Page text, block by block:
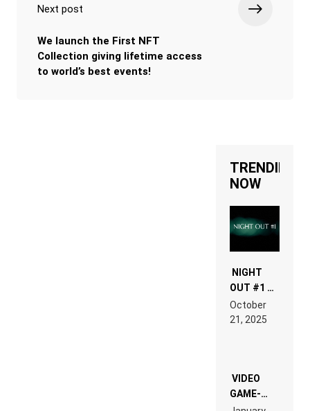
Next post
We launch the First NFT
Collection giving lifetime access
to world’s best events!
TRENDING
NOW
NIGHT
OUT #1 –
RDV IN
LAND:
EDM”
October
21, 2025
VIDEO
GAME-
LIKE “ON &